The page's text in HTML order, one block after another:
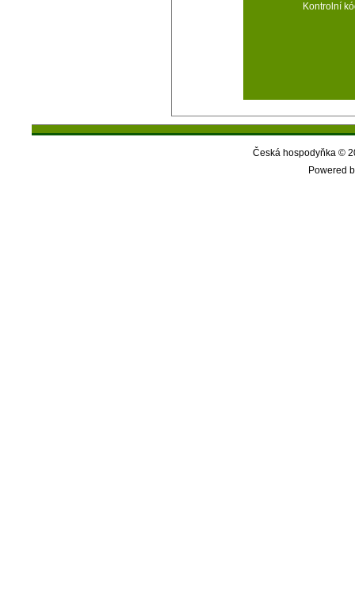
Kontrolní
Česká hospodyňka ©
Powered